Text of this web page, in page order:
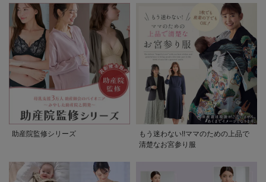
助産院監修シリーズ
もう迷わない!!ママのための上品で
清楚なお宮参り服